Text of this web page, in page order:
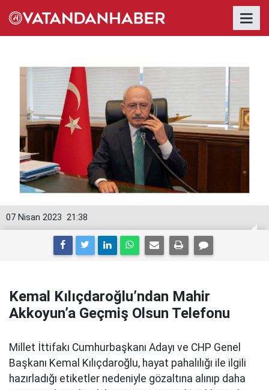
21:38
07 Nisan 2023
Kemal Kılıçdaroğlu’ndan Mahir
Akkoyun’a Geçmiş Olsun Telefonu
Millet İttifakı Cumhurbaşkanı Adayı ve CHP Genel
Başkanı Kemal Kılıçdaroğlu, hayat pahalılığı ile ilgili
hazırladığı etiketler nedeniyle gözaltına alınıp daha